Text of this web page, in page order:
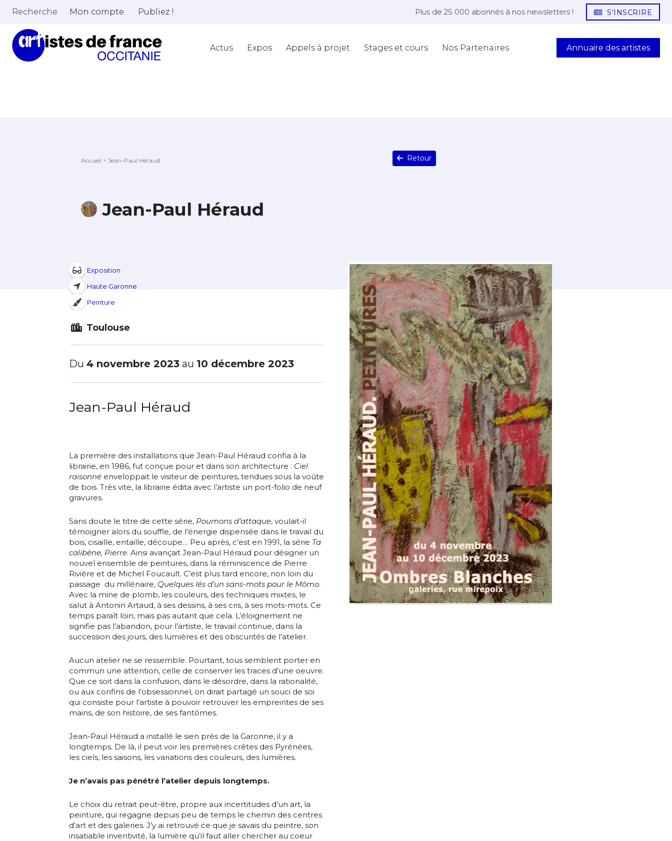
Adresse email*
Statut / Organisation
Nom
Recherche Mon compte Publiez ! Plus de 25 000 abonnés à nos newsletters ! S'INSCRIRE
Actus Expos Appels à projet Stages et cours Nos Partenaires Annuaire des artistes
Accueil Jean-Paul Héraud Retour
Jean-Paul Héraud
Exposition
Haute Garonne
Peinture
Toulouse
Du 4 novembre 2023 au 10 décembre 2023
Jean-Paul Héraud
La première des installations que Jean-Paul Héraud confia à la
librairie, en 1986, fut conçue pour et dans son architecture : Ciel
raisonné enveloppait le visiteur de peintures, tendues sous la voûte
de bois. Très vite, la librairie édita avec l’artiste un port-folio de neuf
gravures.
Sans doute le titre de cette série, Poumons d’attaque, voulait-il
témoigner alors du souffle, de l’énergie dispensée dans le travail du
bois, cisaille, entaille, découpe… Peu après, c’est en 1991, la série Ta
calibène, Pierre. Ainsi avançait Jean-Paul Héraud pour désigner un
nouvel ensemble de peintures, dans la réminiscence de Pierre
Rivière et de Michel Foucault. C’est plus tard encore, non loin du
passage du millénaire, Quelques lés d’un sans-mots pour le Mômo.
Avec la mine de plomb, les couleurs, des techniques mixtes, le
salut à Antonin Artaud, à ses dessins, à ses cris, à ses mots-mots. Ce
temps paraît loin, mais pas autant que cela. L’éloignement ne
signifie pas l’abandon, pour l’artiste, le travail continue, dans la
succession des jours, des lumières et des obscurités de l’atelier.
Aucun atelier ne se ressemble. Pourtant, tous semblent porter en
commun une attention, celle de conserver les traces d’une oeuvre.
Que ce soit dans la confusion, dans le désordre, dans la rationalité,
ou aux confins de l’obsessionnel, on dirait partagé un souci de soi
qui consiste pour l’artiste à pouvoir retrouver les empreintes de ses
mains, de son histoire, de ses fantômes.
Jean-Paul Héraud a installé le sien près de la Garonne, il y a
longtemps. De là, il peut voir les premières crêtes des Pyrénées,
les ciels, les saisons, les variations des couleurs, des lumières.
Je n’avais pas pénétré l’atelier depuis longtemps.
Le choix du retrait peut-être, propre aux incertitudes d’un art, la
peinture, qui regagne depuis peu de temps le chemin des centres
d‘art et des galeries. J’y ai retrouvé ce que je savais du peintre, son
insatiable inventivité, la lumière qu’il faut aller chercher au coeur